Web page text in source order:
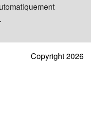
Copyright 2026